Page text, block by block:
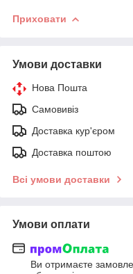
Приховати
Умови доставки
Нова Пошта
Самовивіз
Доставка кур'єром
Доставка поштою
Всі умови доставки
Умови оплати
Ви отримаєте